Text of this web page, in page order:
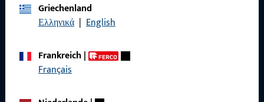
Griechenland
Ελληνικά | English
Frankreich|
Français